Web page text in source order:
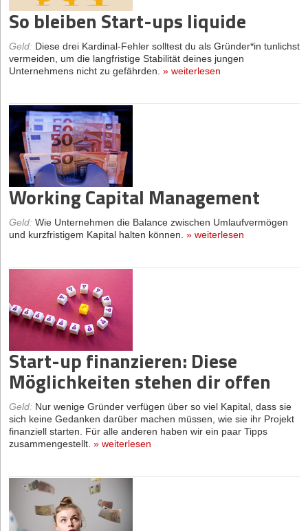
So bleiben Start-ups liquide
Geld: Diese drei Kardinal-Fehler solltest du als Gründer*in tunlichst
vermeiden, um die langfristige Stabilität deines jungen
Unternehmens nicht zu gefährden. » weiterlesen
Working Capital Management
Geld: Wie Unternehmen die Balance zwischen Umlaufvermögen
und kurzfristigem Kapital halten können. » weiterlesen
Start-up finanzieren: Diese
Möglichkeiten stehen dir offen
Geld: Nur wenige Gründer verfügen über so viel Kapital, dass sie
sich keine Gedanken darüber machen müssen, wie sie ihr Projekt
finanziell starten. Für alle anderen haben wir ein paar Tipps
zusammengestellt. » weiterlesen